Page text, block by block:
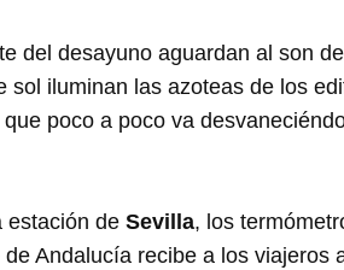
del desayuno aguardan al son
iluminan las azoteas de los
poco a poco va
estación de Sevilla, los
Andalucía recibe a los viajeros